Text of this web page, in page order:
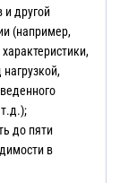
и другой
(например,
до пяти
в